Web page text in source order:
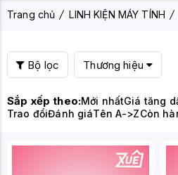
Trang chủ LINH KIỆN MÁY TÍNH
Bộ lọc Thương hiệu
Sắp xếp theo:Mới nhấtGiá tăng
Trao đổiĐánh giáTên A->ZCòn